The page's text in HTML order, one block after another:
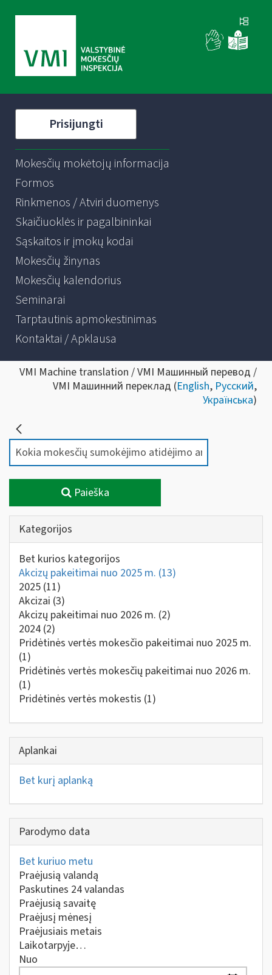
Prisijungti
Mokesčių mokėtojų informacija
Formos
Rinkmenos / Atviri duomenys
Skaičiuoklės ir pagalbininkai
Sąskaitos ir įmokų kodai
Mokesčių žinynas
Mokesčių kalendorius
Seminarai
Tarptautinis apmokestinimas
Kontaktai / Apklausa
VMI Machine translation / VMI Машинный перевод /
VMI Машинний переклад (English, Русский,
Українська)
Paieška
Kategorijos
Bet kurios kategorijos
Akcizų pakeitimai nuo 2025 m. (13)
2025 (11)
Akcizai (3)
Akcizų pakeitimai nuo 2026 m. (2)
2024 (2)
Pridėtinės vertės mokesčio pakeitimai nuo 2025 m.
(1)
Pridėtinės vertės mokesčių pakeitimai nuo 2026 m.
(1)
Pridėtinės vertės mokestis (1)
Aplankai
Bet kurį aplanką
Parodymo data
Bet kuriuo metu
Praėjusią valandą
Paskutines 24 valandas
Praėjusią savaitę
Praėjusį mėnesį
Praėjusiais metais
Laikotarpyje…
Nuo